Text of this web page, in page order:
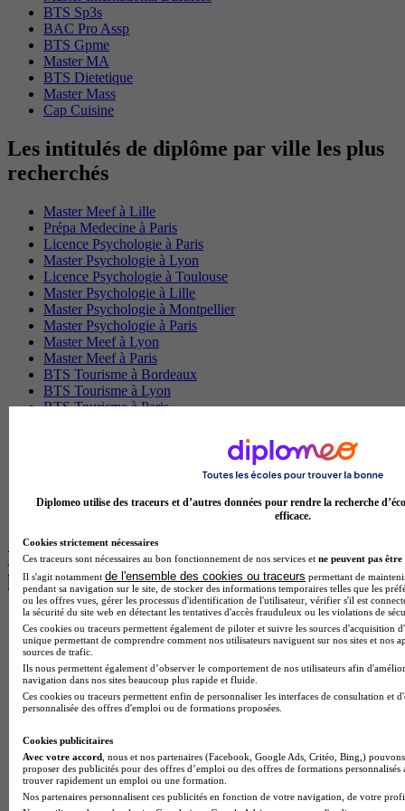
BTS Sp3s
BAC Pro Assp
BTS Gpme
Master MA
BTS Dietetique
Master Mass
Cap Cuisine
Les intitulés de diplôme par ville les plus
recherchés
Master Meef à Lille
Prépa Medecine à Paris
Licence Psychologie à Paris
Master Psychologie à Lyon
Licence Psychologie à Toulouse
Master Psychologie à Lille
Master Psychologie à Montpellier
Master Psychologie à Paris
Master Meef à Lyon
Master Meef à Paris
BTS Tourisme à Bordeaux
BTS Tourisme à Lyon
BTS Tourisme à Paris
BTS Communication à Bordeaux
BTS Communication à Lyon
Les intitulés de diplôme par alternance
les plus recherchés
BTS Esf en alternance
BTS Dietetique en alternance
BTS Mco en alternance
BTS Pi en alternance
BTS Sp3s en alternance
Master CCA en alternance
BTS Sam en alternance
Cap Fleuriste en alternance
BTS Sio en alternance
MSc Marketing Digital en alternance
BTS Gpme en alternance
Diplomeo utilise des traceurs et d’autres données pour rendre la recherche
efficace.
Cookies strictement nécessaires
Ces traceurs sont nécessaires au bon fonctionnement de nos services et ne peuvent pas être
Il s'agit notamment de l'ensemble des cookies ou traceurs permettant de
pendant sa navigation sur le site, de stocker des informations temporaires telles que les
ou les offres vues, gérer les processus d'identification de l'utilisateur, vérifier s'il est
la sécurité du site web en détectant les tentatives d'accès frauduleux ou les violations de
Ces cookies ou traceurs permettent également de piloter et suivre les sources d'acquisition
unique permettant de comprendre comment nos utilisateurs naviguent sur nos sites et nos
sources de trafic.
Ils nous permettent également d’observer le comportement de nos utilisateurs afin
navigation dans nos sites beaucoup plus rapide et fluide.
Ces cookies ou traceurs permettent enfin de personnaliser les interfaces de consultation et
personnalisée des offres d'emploi ou de formations proposées.
Cookies publicitaires
Avec votre accord , nous et nos partenaires (Facebook, Google Ads, Critéo, Bing,)
proposer des publicités pour des offres d’emploi ou des offres de formations
trouver rapidement un emploi ou une formation.
Nos partenaires personnalisent ces publicités en fonction de votre navigation, de votre